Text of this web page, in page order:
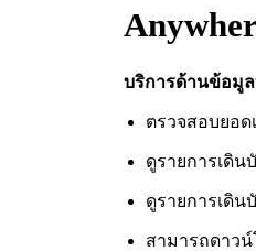
บริการด้านข้อมู
ตรวจสอบยอด
ดูรายการเดิ
ดูรายการเดิ
สามารถดาวน์